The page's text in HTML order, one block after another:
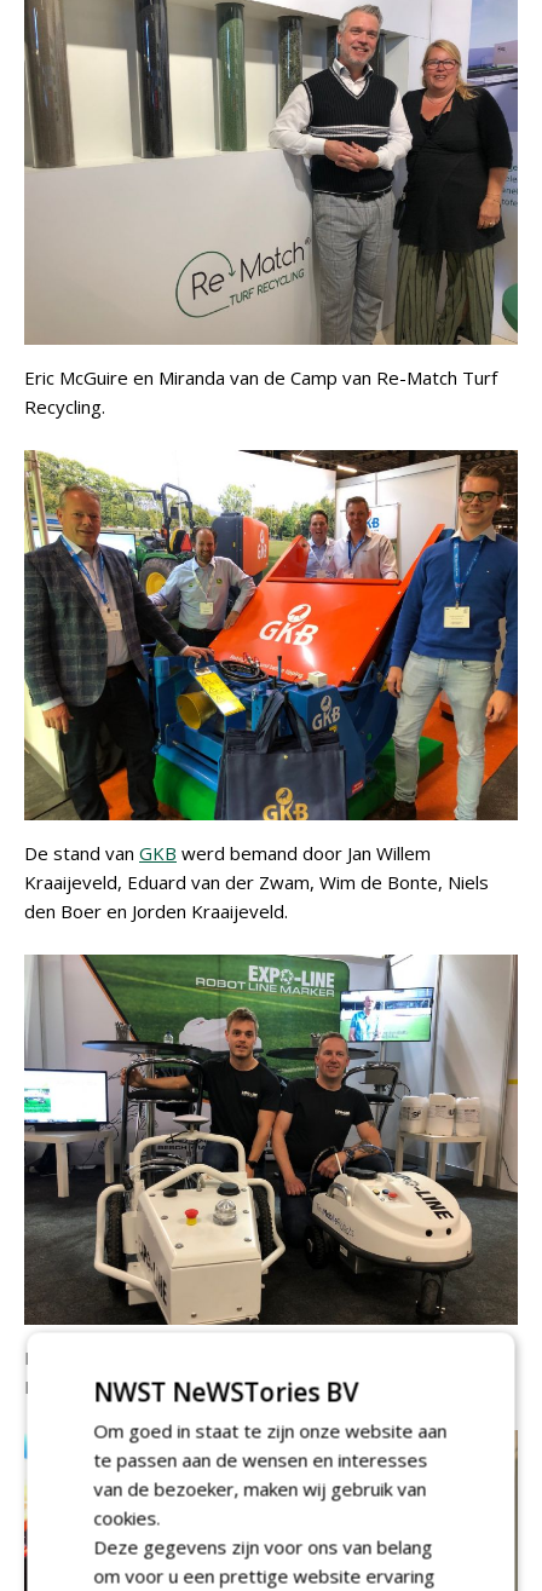
Eric McGuire en Miranda van de Camp van Re-Match Turf
Recycling.
De stand van GKB werd bemand door Jan Willem
Kraaijeveld, Eduard van der Zwam, Wim de Bonte, Niels
den Boer en Jorden Kraaijeveld.
De belijningsrobots van
Marco Valvekens en Levi Stulens.
NWST NeWSTories BV
Om goed in staat te zijn onze website aan
te passen aan de wensen en interesses
van de bezoeker, maken wij gebruik van
cookies.
Deze gegevens zijn voor ons van belang
om voor u een prettige website ervaring